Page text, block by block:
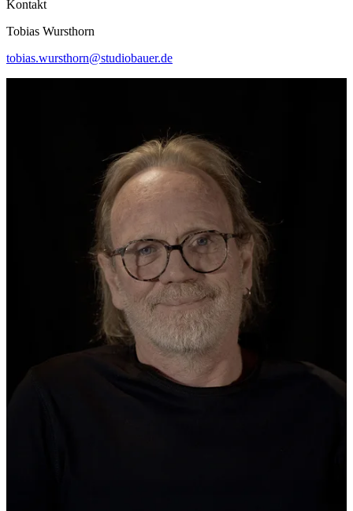
Kontakt
Tobias Wursthorn
tobias.wursthorn@studiobauer.de